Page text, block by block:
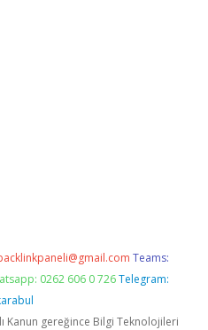
Teams:
0262 606 0 726 Telegram:
Kanun gereğince Bilgi Teknolojileri